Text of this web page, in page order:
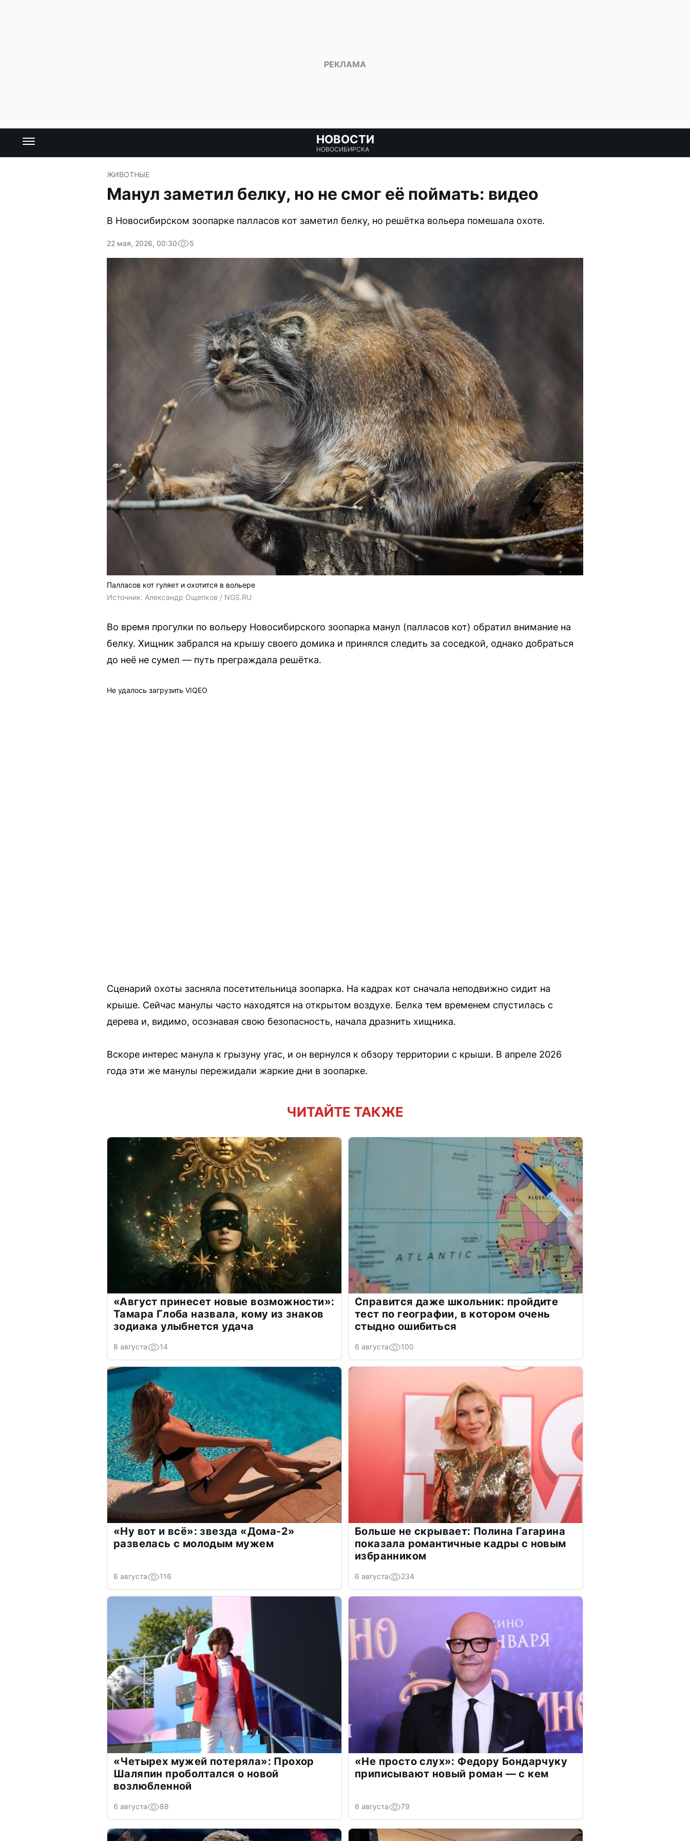
НОВОСТИ
НОВОСИБИРСКА
ЖИВОТНЫЕ
Манул заметил белку, но не смог её поймать: видео
В Новосибирском зоопарке палласов кот заметил белку, но решётка вольера помешала охоте.
22 мая, 2026, 00:30 5
Палласов кот гуляет и охотится в вольере
Источник: Александр Ощепков / NGS.RU
Во время прогулки по вольеру Новосибирского зоопарка манул (палласов кот) обратил внимание на
белку. Хищник забрался на крышу своего домика и принялся следить за соседкой, однако добраться
до неё не сумел — путь преграждала решётка.
Не удалось загрузить VIQEO
Сценарий охоты засняла посетительница зоопарка. На кадрах кот сначала неподвижно сидит на
крыше. Сейчас манулы часто находятся на открытом воздухе. Белка тем временем спустилась с
дерева и, видимо, осознавая свою безопасность, начала дразнить хищника.
Вскоре интерес манула к грызуну угас, и он вернулся к обзору территории с крыши. В апреле 2026
года эти же манулы пережидали жаркие дни в зоопарке.
ЧИТАЙТЕ ТАКЖЕ
«Август принесет новые возможности»:
Тамара Глоба назвала, кому из знаков
зодиака улыбнется удача
8 августа 14
Справится даже школьник: пройдите
тест по географии, в котором очень
стыдно ошибиться
6 августа 100
«Ну вот и всё»: звезда «Дома-2»
развелась с молодым мужем
6 августа 116
Больше не скрывает: Полина Гагарина
показала романтичные кадры с новым
избранником
6 августа 234
«Четырех мужей потеряла»: Прохор
Шаляпин проболтался о новой
возлюбленной
6 августа 88
«Не просто слух»: Федору Бондарчуку
приписывают новый роман — с кем
6 августа 79